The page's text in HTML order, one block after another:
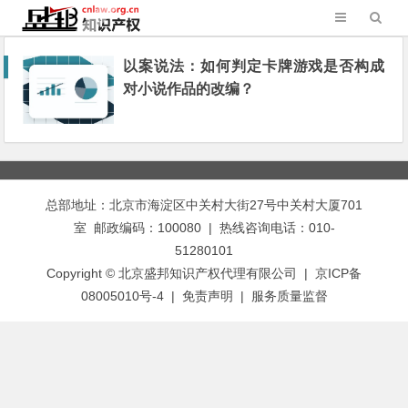
以案说法：如何判定卡牌游戏是否构成
对小说作品的改编？
总部地址：北京市海淀区中关村大街27号中关村大厦701
室 邮政编码：100080 | 热线咨询电话：010-
51280101
Copyright © 北京盛邦知识产权代理有限公司 | 京ICP备
08005010号-4 | 免责声明 | 服务质量监督